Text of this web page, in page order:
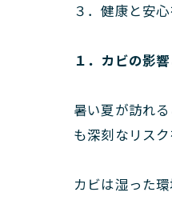
３．健康と安
１．カビの影
暑い夏が訪れ
も深刻なリス
カビは湿った